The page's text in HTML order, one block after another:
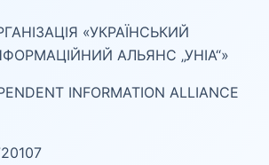
«УКРАЇНСЬКИЙ
АЛЬЯНС „УНІА“»
INFORMATION ALLIANCE